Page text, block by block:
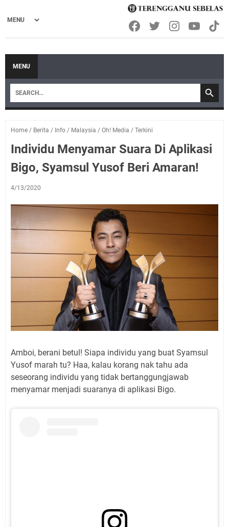
MENU
Home / Berita / Info / Malaysia / Oh! Media / Terkini
Individu Menyamar Suara Di Aplikasi
Bigo, Syamsul Yusof Beri Amaran!
4/13/2020
Amboi, berani betul! Siapa individu yang buat Syamsul
Yusof marah tu? Haa, kalau korang nak tahu ada
seseorang individu yang tidak bertanggungjawab
menyamar menjadi suaranya di aplikasi Bigo.